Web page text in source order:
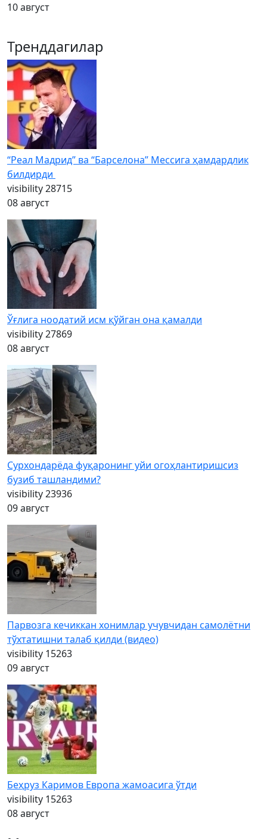
10 август
Тренддагилар
“Реал Мадрид” ва “Барселона” Мессига ҳамдардлик
билдирди
visibility28715
08 август
Ўғлига ноодатий исм қўйган она қамалди
visibility27869
08 август
Сурхондарёда фуқаронинг уйи огоҳлантиришсиз
бузиб ташландими?
visibility23936
09 август
Парвозга кечиккан хонимлар учувчидан самолётни
тўхтатишни талаб қилди (видео)
visibility 15263
09 август
Беҳруз Каримов Европа жамоасига ўтди
visibility 15263
08 август